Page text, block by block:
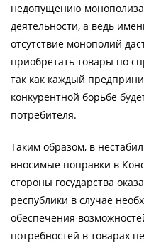
недопущению
деятельности, а ведь
отсутствие монополий
приобретать товары по
так как каждый
конкурентной борьбе
потребителя.
Таким образом, в
вносимые поправки в
стороны государства
республики в случае
обеспечения
потребностей в товарах